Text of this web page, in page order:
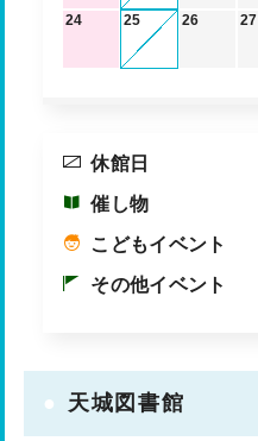
24 25 26 27
休館日
催し物
こどもイベント
その他イベント
天城図書館